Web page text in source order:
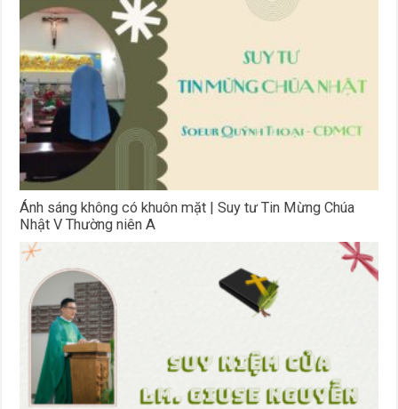
Ánh sáng không có khuôn mặt | Suy tư Tin Mừng Chúa
Nhật V Thường niên A